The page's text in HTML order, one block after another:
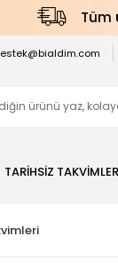
Tüm
TARİHSİZ TAKVİMLER